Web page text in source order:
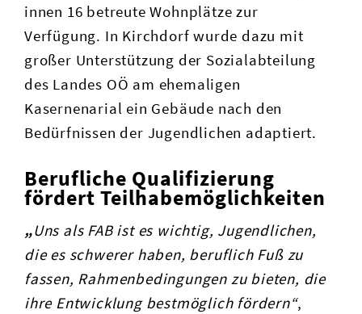
innen 16 betreute Wohnplätze zur
Verfügung. In Kirchdorf wurde dazu mit
großer Unterstützung der Sozialabteilung
des Landes OÖ am ehemaligen
Kasernenarial ein Gebäude nach den
Bedürfnissen der Jugendlichen adaptiert.
Berufliche Qualifizierung
fördert Teilhabemöglichkeiten
„Uns als FAB ist es wichtig, Jugendlichen,
die es schwerer haben, beruflich Fuß zu
fassen, Rahmenbedingungen zu bieten, die
ihre Entwicklung bestmöglich fördern“,